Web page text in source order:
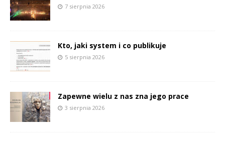
7 sierpnia 2026
Kto, jaki system i co publikuje
5 sierpnia 2026
Zapewne wielu z nas zna jego prace
3 sierpnia 2026